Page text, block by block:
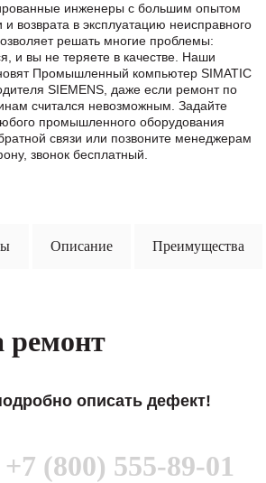
инженеры с большим опытом
и возврата в эксплуатацию неисправного
решать многие проблемы:
и вы не теряете в качестве. Наши
Промышленный компьютер SIMATIC
SIEMENS, даже если ремонт по
считался невозможным. Задайте
промышленного оборудования
связи или позвоните менеджерам
звонок бесплатный.
Описание Преимущества
ремонт
описать дефект!
+7 (800) 555-89-01